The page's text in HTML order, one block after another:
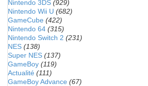
Nintendo 3DS (929)
Nintendo Wii U (682)
GameCube (422)
Nintendo 64 (315)
Nintendo Switch 2 (231)
NES (138)
Super NES (137)
GameBoy (119)
Actualité (111)
GameBoy Advance (67)